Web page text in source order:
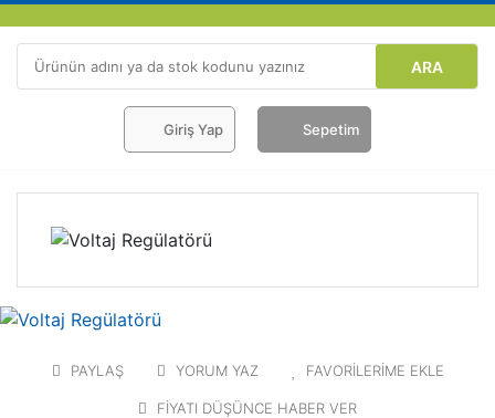
ARA
Giriş Yap Sepetim
PAYLAŞ YORUM YAZ FAVORİLERİME EKLE
FİYATI DÜŞÜNCE HABER VER